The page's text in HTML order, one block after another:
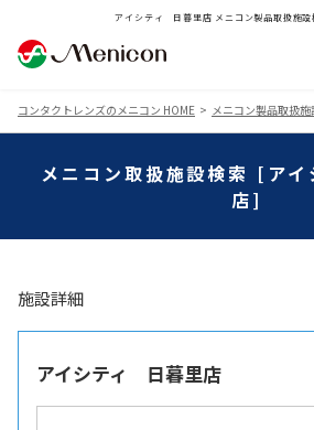
アイシティ 日暮里店 メニコン製品取扱施
コンタクトレンズのメニコン HOME メニコン製品取扱施
メニコン取扱施設検索 [ア
店]
施設詳細
アイシティ 日暮里店